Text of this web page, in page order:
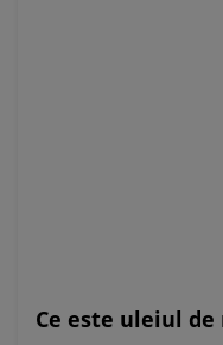
Ce este uleiul